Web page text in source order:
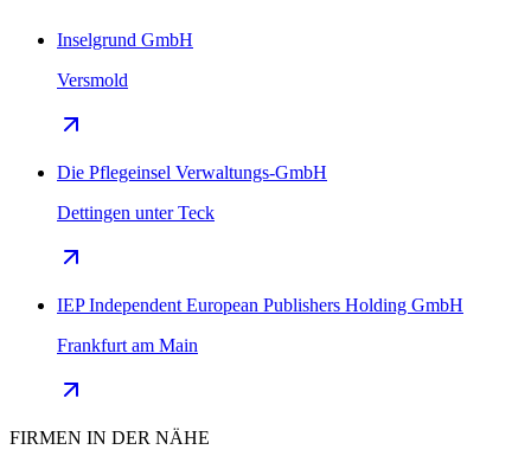
Inselgrund GmbH
Versmold
Die Pflegeinsel Verwaltungs-GmbH
Dettingen unter Teck
IEP Independent European Publishers Holding GmbH
Frankfurt am Main
FIRMEN IN DER NÄHE